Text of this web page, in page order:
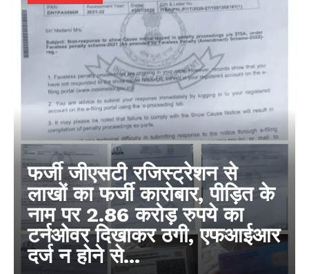
फर्जी जीएसटी रजिस्ट्रेशन से
लाखों का फर्जी कारोबार, पीड़ित के
नाम पर 2.86 करोड़ रुपये का
टर्नओवर दिखाकर ठगी, एफआईआर
दर्ज न होने से...